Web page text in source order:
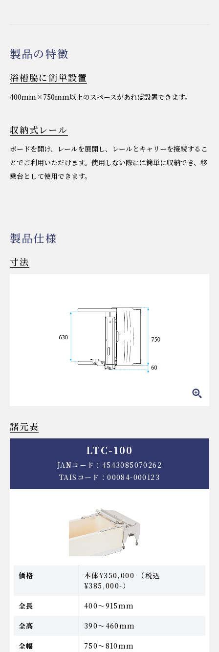
製品の特徴
浴槽脇に簡単設置
400mm×750mm以上のスペースがあれば設置できます。
収納式レール
ボードを開け、レールを展開し、レールとキャリーを接続するこ
とでご利用いただけます。使用しない際には簡単に収納でき、移
乗台として使用できます。
製品仕様
寸法
諸元表
LTC-100
JANコード：4543085070262
TAISコード：00084-000123
価格 本体¥350,000- （税込
¥385,000-）
全長 400～915mm
全高 390～460mm
全幅 750～810mm